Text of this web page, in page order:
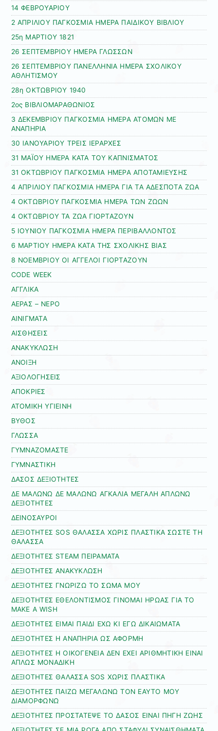
14 ΦΕΒΡΟΥΑΡΙΟΥ
2 ΑΠΡΙΛΙΟΥ ΠΑΓΚΟΣΜΙΑ ΗΜΕΡΑ ΠΑΙΔΙΚΟΥ ΒΙΒΛΙΟΥ
25η ΜΑΡΤΙΟΥ 1821
26 ΣΕΠΤΕΜΒΡΙΟΥ ΗΜΕΡΑ ΓΛΩΣΣΩΝ
26 ΣΕΠΤΕΜΒΡΙΟΥ ΠΑΝΕΛΛΗΝΙΑ ΗΜΕΡΑ ΣΧΟΛΙΚΟΥ
ΑΘΛΗΤΙΣΜΟΥ
28η ΟΚΤΩΒΡΙΟΥ 1940
2ος ΒΙΒΛΙΟΜΑΡΑΘΩΝΙΟΣ
3 ΔΕΚΕΜΒΡΙΟΥ ΠΑΓΚΟΣΜΙΑ ΗΜΕΡΑ ΑΤΟΜΩΝ ΜΕ
ΑΝΑΠΗΡΙΑ
30 ΙΑΝΟΥΑΡΙΟΥ ΤΡΕΙΣ ΙΕΡΑΡΧΕΣ
31 ΜΑΪΟΥ ΗΜΕΡΑ ΚΑΤΑ ΤΟΥ ΚΑΠΝΙΣΜΑΤΟΣ
31 ΟΚΤΩΒΡΙΟΥ ΠΑΓΚΟΣΜΙΑ ΗΜΕΡΑ ΑΠΟΤΑΜΙΕΥΣΗΣ
4 ΑΠΡΙΛΙΟΥ ΠΑΓΚΟΣΜΙΑ ΗΜΕΡΑ ΓΙΑ ΤΑ ΑΔΕΣΠΟΤΑ ΖΩΑ
4 ΟΚΤΩΒΡΙΟΥ ΠΑΓΚΟΣΜΙΑ ΗΜΕΡΑ ΤΩΝ ΖΩΩΝ
4 ΟΚΤΩΒΡΙΟΥ ΤΑ ΖΩΑ ΓΙΟΡΤΑΖΟΥΝ
5 ΙΟΥΝΙΟΥ ΠΑΓΚΟΣΜΙΑ ΗΜΕΡΑ ΠΕΡΙΒΑΛΛΟΝΤΟΣ
6 ΜΑΡΤΙΟΥ ΗΜΕΡΑ ΚΑΤΑ ΤΗΣ ΣΧΟΛΙΚΗΣ ΒΙΑΣ
8 ΝΟΕΜΒΡΙΟΥ ΟΙ ΑΓΓΕΛΟΙ ΓΙΟΡΤΑΖΟΥΝ
CODE WEEK
ΑΓΓΛΙΚΑ
ΑΕΡΑΣ – ΝΕΡΟ
ΑΙΝΙΓΜΑΤΑ
ΑΙΣΘΗΣΕΙΣ
ΑΝΑΚΥΚΛΩΣΗ
ΑΝΟΙΞΗ
ΑΞΙΟΛΟΓΗΣΕΙΣ
ΑΠΟΚΡΙΕΣ
ΑΤΟΜΙΚΗ ΥΓΙΕΙΝΗ
ΒΥΘΟΣ
ΓΛΩΣΣΑ
ΓΥΜΝΑΖΟΜΑΣΤΕ
ΓΥΜΝΑΣΤΙΚΗ
ΔΑΣΟΣ ΔΕΞΙΟΤΗΤΕΣ
ΔΕ ΜΑΛΩΝΩ ΔΕ ΜΑΛΩΝΩ ΑΓΚΑΛΙΑ ΜΕΓΑΛΗ ΑΠΛΩΝΩ
ΔΕΞΙΟΤΗΤΕΣ
ΔΕΙΝΟΣΑΥΡΟΙ
ΔΕΞΙΟΤΗΤΕΣ SOS ΘΑΛΑΣΣΑ ΧΩΡΙΣ ΠΛΑΣΤΙΚΑ ΣΩΣΤΕ ΤΗ
ΘΑΛΑΣΣΑ
ΔΕΞΙΟΤΗΤΕΣ STEAM ΠΕΙΡΑΜΑΤΑ
ΔΕΞΙΟΤΗΤΕΣ ΑΝΑΚΥΚΛΩΣΗ
ΔΕΞΙΟΤΗΤΕΣ ΓΝΩΡΙΖΩ ΤΟ ΣΩΜΑ ΜΟΥ
ΔΕΞΙΟΤΗΤΕΣ ΕΘΕΛΟΝΤΙΣΜΟΣ ΓΙΝΟΜΑΙ ΗΡΩΑΣ ΓΙΑ ΤΟ
MAKE A WISH
ΔΕΞΙΟΤΗΤΕΣ ΕΙΜΑΙ ΠΑΙΔΙ ΕΧΩ ΚΙ ΕΓΩ ΔΙΚΑΙΩΜΑΤΑ
ΔΕΞΙΟΤΗΤΕΣ Η ΑΝΑΠΗΡΙΑ ΩΣ ΑΦΟΡΜΗ
ΔΕΞΙΟΤΗΤΕΣ Η ΟΙΚΟΓΕΝΕΙΑ ΔΕΝ ΕΧΕΙ ΑΡΙΘΜΗΤΙΚΗ ΕΙΝΑΙ
ΑΠΛΩΣ ΜΟΝΑΔΙΚΗ
ΔΕΞΙΟΤΗΤΕΣ ΘΑΛΑΣΣΑ SOS ΧΩΡΙΣ ΠΛΑΣΤΙΚΑ
ΔΕΞΙΟΤΗΤΕΣ ΠΑΙΖΩ ΜΕΓΑΛΩΝΩ ΤΟΝ ΕΑΥΤΟ ΜΟΥ
ΔΙΑΜΟΡΦΩΝΩ
ΔΕΞΙΟΤΗΤΕΣ ΠΡΟΣΤΑΤΕΨΕ ΤΟ ΔΑΣΟΣ ΕΙΝΑΙ ΠΗΓΗ ΖΩΗΣ